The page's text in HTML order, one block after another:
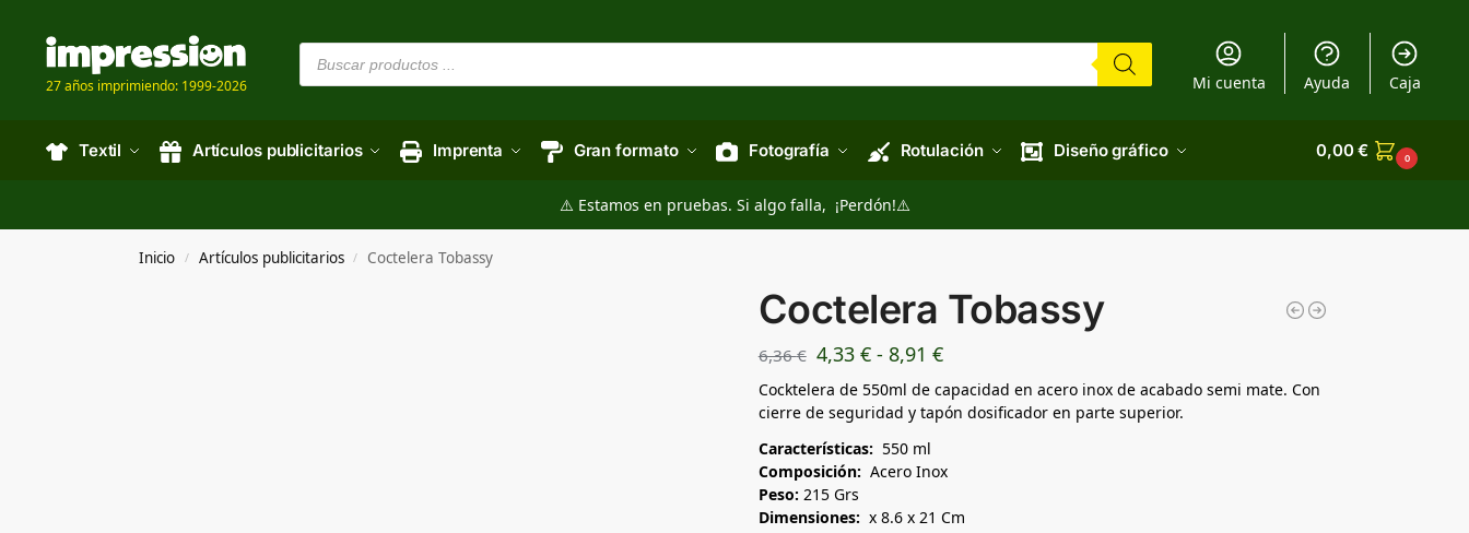
27 años imprimiendo: 1999-2026 Mi cuenta Ayuda Caja
Textil Artículos publicitarios Imprenta Gran formato Fotografía Rotulación Diseño gráfico 0,00€ 0
⚠️ Estamos en pruebas. Si algo falla, ¡Perdón!⚠️
Inicio / Artículos publicitarios / Coctelera Tobassy
Coctelera Tobassy
6,36€ 4,33 € - 8,91 €
Cocktelera de 550ml de capacidad en acero inox de acabado semi mate. Con
cierre de seguridad y tapón dosificador en parte superior.
Características: 550 ml
Composición: Acero Inox
Peso: 215 Grs
Dimensiones: x 8.6 x 21 Cm